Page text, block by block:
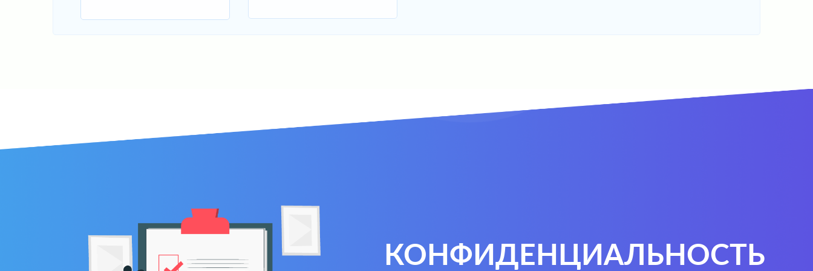
КОНФИДЕНЦИАЛЬНОСТЬ